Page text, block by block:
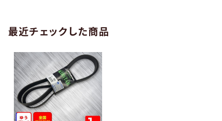
最近チェックした商品